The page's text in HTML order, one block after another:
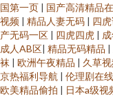
国第一页 | 国产高清精品
视频 | 精品人妻无码 | 四
产无码一区 | 四虎四虎 |
成人AB区| 精品无码精品 |
袜 | 欧洲午夜精品 | 久草
京热福利导航 | 伦理剧在
欧美精品偷拍 | 日本a级视